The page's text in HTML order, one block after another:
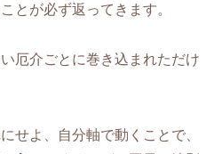
とが必ず返ってきます。
厄介ごとに巻き込まれただけ
せよ、自分軸で動くことで、